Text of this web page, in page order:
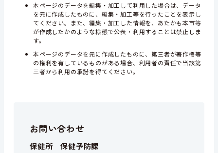
本ページのデータを編集・加工して利用した場合は、データ
を元に作成したものに、編集・加工等を行ったことを表示し
てください。また、編集・加工した情報を、あたかも本市等
が作成したかのような様態で公表・利用することは禁止しま
す。
本ページのデータを元に作成したものに、第三者が著作権等
の権利を有しているものがある場合、利用者の責任で当該第
三者から利用の承諾を得てください。
お問い合わせ
保健所 保健予防課